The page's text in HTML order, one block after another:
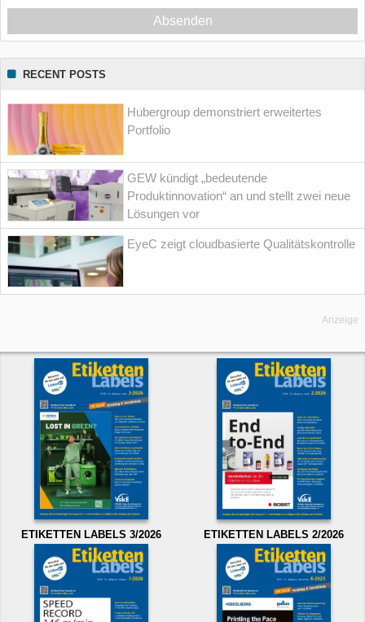
Absenden
RECENT POSTS
Hubergroup demonstriert erweitertes
Portfolio
GEW kündigt „bedeutende
Produktinnovation“ an und stellt zwei neue
Lösungen vor
EyeC zeigt cloudbasierte Qualitätskontrolle
Anzeige
ETIKETTEN LABELS 3/2026 ETIKETTEN LABELS 2/2026